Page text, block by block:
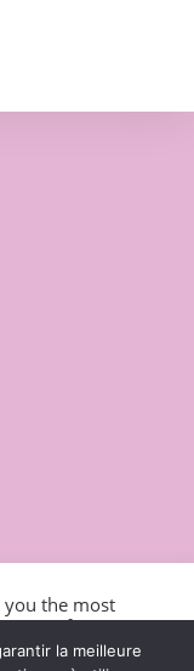
de vente
Livraisons
you the most
preferences
consent to the
la meilleure